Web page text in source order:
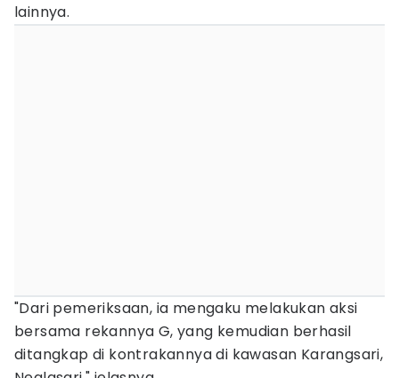
lainnya.
"Dari pemeriksaan, ia mengaku melakukan aksi
bersama rekannya G, yang kemudian berhasil
ditangkap di kontrakannya di kawasan Karangsari,